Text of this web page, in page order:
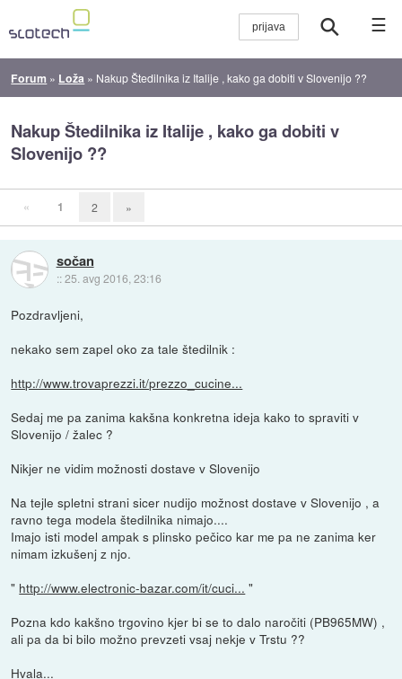
☰
Forum » Loža » Nakup Štedilnika iz Italije , kako ga dobiti v Slovenijo ??
Nakup Štedilnika iz Italije , kako ga dobiti v
Slovenijo ??
« 1 2 »
sočan
::25. avg 2016, 23:16
Pozdravljeni,
nekako sem zapel oko za tale štedilnik :
http://www.trovaprezzi.it/prezzo_cucine...
Sedaj me pa zanima kakšna konkretna ideja kako to spraviti v
Slovenijo / žalec ?
Nikjer ne vidim možnosti dostave v Slovenijo
Na tejle spletni strani sicer nudijo možnost dostave v Slovenijo , a
ravno tega modela štedilnika nimajo....
Imajo isti model ampak s plinsko pečico kar me pa ne zanima ker
nimam izkušenj z njo.
" http://www.electronic-bazar.com/it/cuci... "
Pozna kdo kakšno trgovino kjer bi se to dalo naročiti (PB965MW) ,
ali pa da bi bilo možno prevzeti vsaj nekje v Trstu ??
Hvala...